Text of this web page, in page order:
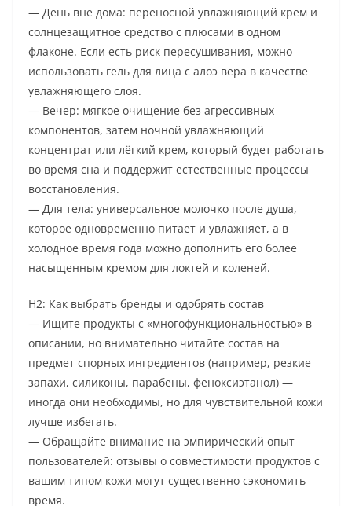
— День вне дома: переносной увлажняющий крем и
солнцезащитное средство с плюсами в одном
флаконе. Если есть риск пересушивания, можно
использовать гель для лица с алоэ вера в качестве
увлажняющего слоя.
— Вечер: мягкое очищение без агрессивных
компонентов, затем ночной увлажняющий
концентрат или лёгкий крем, который будет работать
во время сна и поддержит естественные процессы
восстановления.
— Для тела: универсальное молочко после душа,
которое одновременно питает и увлажняет, а в
холодное время года можно дополнить его более
насыщенным кремом для локтей и коленей.
H2: Как выбрать бренды и одобрять состав
— Ищите продукты с «многофункциональностью» в
описании, но внимательно читайте состав на
предмет спорных ингредиентов (например, резкие
запахи, силиконы, парабены, феноксиэтанол) —
иногда они необходимы, но для чувствительной кожи
лучше избегать.
— Обращайте внимание на эмпирический опыт
пользователей: отзывы о совместимости продуктов с
вашим типом кожи могут существенно сэкономить
время.